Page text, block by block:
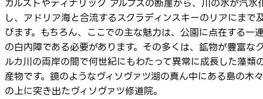
カルストやディナリック アルプスの断崖から、川の水が汽水
し、アドリア海と合流するスクラディンスキーのリアにまで
びます。もちろん、ここでの主な魅力は、公園に点在する一
の白内障である必要があります。その多くは、鉱物が豊富な
ルカ川の両岸の間で何世紀にもわたって異常に成長した藻類
産物です。鏡のようなヴィソヴァツ湖の真ん中にある島の木々
の上に突き出たヴィソヴァツ修道院。